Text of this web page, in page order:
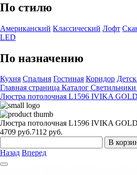
По стилю
Американский Классический Лофт
LED
По назначению
Кухня Спальня Гостиная Коридор
Главная страница Каталог Светильники
Люстра потолочная L1596 IVIKA
Люстра потолочная L1596 IVIKA
4709 руб.7112 руб.
В
Назад Вперед